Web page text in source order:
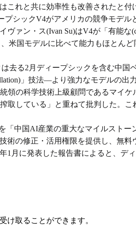
れと共に効率性も改善されたと
シックV4がアメリカの競争モデ
ァン・ス(Ivan Su)はV4が「有能な
米国モデルに比べて能力もほとん
去る2月ディープシックを含む中
」技法―より強力なモデルの
の科学技術上級顧問であるマイケ
している」と重ねて批判した。
「中国AI産業の重大なマイルスト
の修正・活用権限を提供し、無
月に発表した報告書によると、デ
け取ることができます。